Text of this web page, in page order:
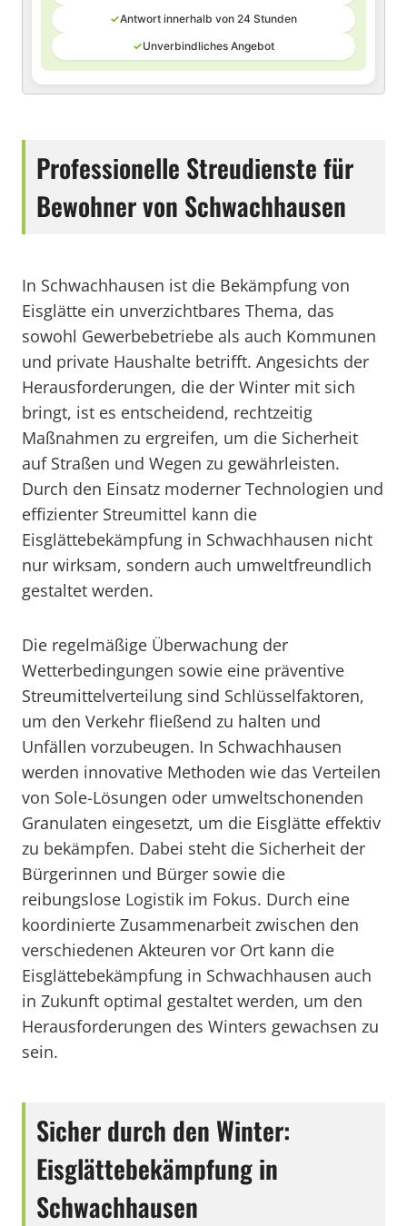
✓Antwort innerhalb von 24 Stunden
✓Unverbindliches Angebot
Professionelle Streudienste für
Bewohner von Schwachhausen
In Schwachhausen ist die Bekämpfung von
Eisglätte ein unverzichtbares Thema, das
sowohl Gewerbebetriebe als auch Kommunen
und private Haushalte betrifft. Angesichts der
Herausforderungen, die der Winter mit sich
bringt, ist es entscheidend, rechtzeitig
Maßnahmen zu ergreifen, um die Sicherheit
auf Straßen und Wegen zu gewährleisten.
Durch den Einsatz moderner Technologien und
effizienter Streumittel kann die
Eisglättebekämpfung in Schwachhausen nicht
nur wirksam, sondern auch umweltfreundlich
gestaltet werden.
Die regelmäßige Überwachung der
Wetterbedingungen sowie eine präventive
Streumittelverteilung sind Schlüsselfaktoren,
um den Verkehr fließend zu halten und
Unfällen vorzubeugen. In Schwachhausen
werden innovative Methoden wie das Verteilen
von Sole-Lösungen oder umweltschonenden
Granulaten eingesetzt, um die Eisglätte effektiv
zu bekämpfen. Dabei steht die Sicherheit der
Bürgerinnen und Bürger sowie die
reibungslose Logistik im Fokus. Durch eine
koordinierte Zusammenarbeit zwischen den
verschiedenen Akteuren vor Ort kann die
Eisglättebekämpfung in Schwachhausen auch
in Zukunft optimal gestaltet werden, um den
Herausforderungen des Winters gewachsen zu
sein.
Sicher durch den Winter:
Eisglättebekämpfung in
Schwachhausen